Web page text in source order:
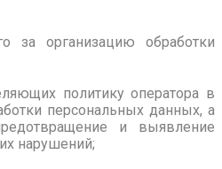
за организацию обработки
политику оператора в
персональных данных, а
и выявление
нарушений;